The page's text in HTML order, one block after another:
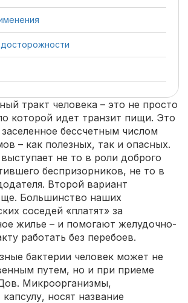
тракт человека – это не просто
которой идет транзит пищи. Это
бессчетным числом
– как полезных, так и опасных.
не то в роли доброго
беспризорников, не то в
Второй вариант
Большинство наших
соседей «платят» за
жилье – и помогают желудочно-
работать без перебоев.
бактерии человек может не
путем, но и при приеме
Микроорганизмы,
носят название